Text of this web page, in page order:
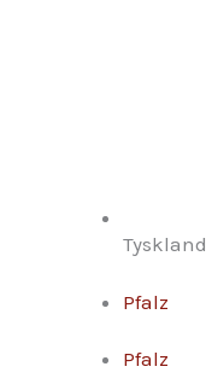
Tyskland
Pfalz
Pfalz